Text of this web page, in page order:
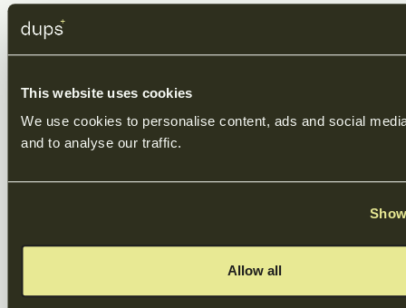
This website uses cookies
We use cookies to personalise content, ads and social
and to analyse our traffic.
Allow all
que les investisseurs
respectent et comprennent.
Qu'est-ce qui
différencie les
dups